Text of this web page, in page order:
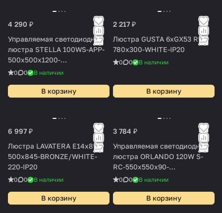
4 290 ₽
Управляемая светодиодная
люстра STELLA 100WS-APP-
500x500x1200-
WHITE/WHITE-220-IP20
0 0 В наличии
В корзину
2 217 ₽
Люстра GUSTA 6xGX53 R-
780x300-WHITE-IP20
0 0 В наличии
В корзину
6 997 ₽
Люстра LAVATERA Е14х8 R-
500x845-BRONZE/WHITE-
220-IP20
0 0 В наличии
В корзину
3 784 ₽
Управляемая светодиодная
люстра ORLANDO 120W S-
RC-550x550x90-
BlACK/WHITE-220-IP20
0 0 В наличии
В корзину